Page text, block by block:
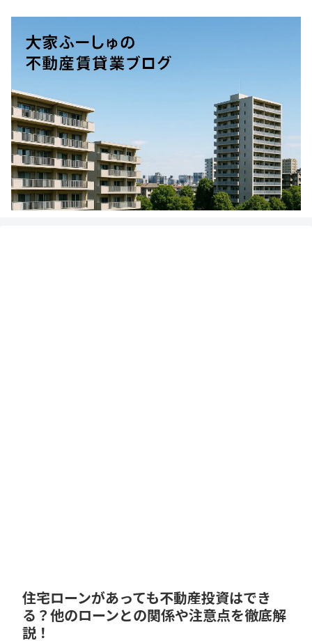
住宅ローンがあっても不動産投資はでき
る？他のローンとの関係や注意点を徹底解
説！